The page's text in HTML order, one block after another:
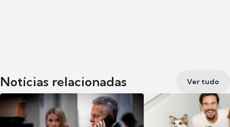
Notícias relacionadas Ver tudo